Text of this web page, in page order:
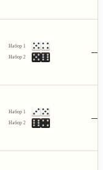
Набор 1
Набор 2
—
Набор 1
Набор 2
—